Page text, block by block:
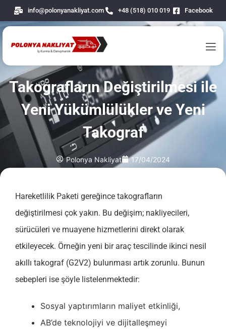
info@polonyanakliyat.com +48 (518) 010 019 Facebook
Takografların Değiştirilmesi ile
Yeni Yükümlülükler ve Yeni
Takograf
Polonya Nakliyat 17/04/2024
Hareketlilik Paketi gereğince takografların
değiştirilmesi çok yakın. Bu değişim; nakliyecileri,
sürücüleri ve muayene hizmetlerini direkt olarak
etkileyecek. Örneğin yeni bir araç tescilinde ikinci nesil
akıllı takograf (G2V2) bulunması artık zorunlu. Bunun
sebepleri ise şöyle listelenmektedir:
Sosyal yaptırımların maliyet etkinliği,
AB’de teknolojiyi ve dijitalleşmeyi